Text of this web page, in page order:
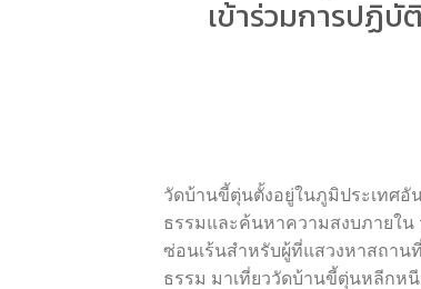
เข้าร่วมการปฏิ
วัดบ้านขี้ตุ่นตั้งอยู่ในภูมิประเทศอั
ธรรมและค้นหาความสงบภายใน
ซ่อนเร้นสำหรับผู้ที่แสวงหาสถา
ธรรม มาเที่ยววัดบ้านขี้ตุ่นหลีกห